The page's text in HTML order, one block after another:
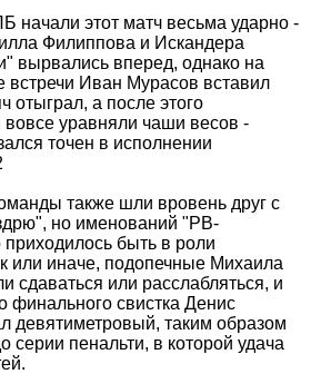
начали этот матч весьма ударно -
Филиппова и Искандера
вырвались вперед, однако на
встречи Иван Мурасов вставил
отыграл, а после этого
вовсе уравняли чаши весов -
точен в исполнении
также шли вровень друг с
но именований "РВ-
быть в роли
или иначе, подопечные Михаила
сдаваться или расслабляться, и
финального свистка Денис
девятиметровый, таким образом
серии пенальти, в которой удача